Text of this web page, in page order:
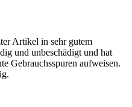
Artikel in sehr gutem
und unbeschädigt und hat
Gebrauchsspuren aufweisen.